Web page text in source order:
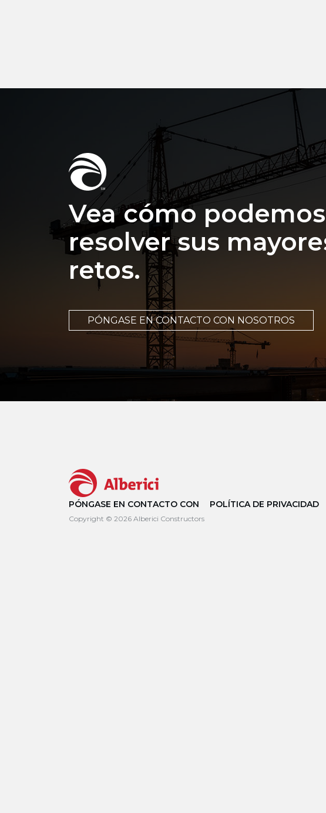
Vea cómo podemos
resolver sus
retos.
PÓNGASE EN CONTACTO CON NOSOTROS
PÓNGASE EN CONTACTO CON POLÍTICA DE PRIVACIDAD
Copyright © 2026 Alberici Constructors